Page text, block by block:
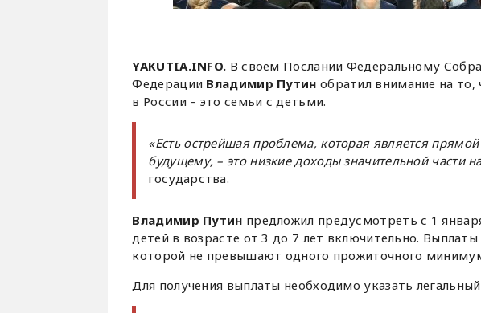
YAKUTIA.INFO. В своем Послании Федеральному
Федерации Владимир Путин обратил внимание на
в России – это семьи с детьми.
«Есть острейшая проблема, которая является
будущему, – это низкие доходы значительной части
государства.
Владимир Путин предложил предусмотреть с 1
детей в возрасте от 3 до 7 лет включительно.
которой не превышают одного прожиточного
Для получения выплаты необходимо указать